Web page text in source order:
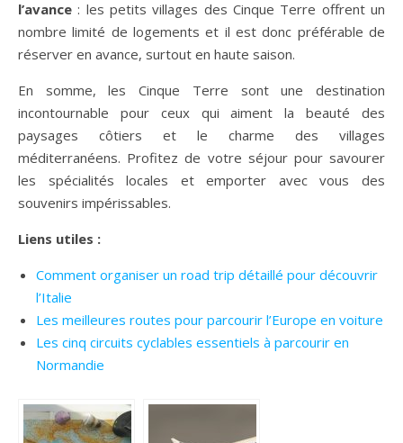
l’avance : les petits villages des Cinque Terre offrent un
nombre limité de logements et il est donc préférable de
réserver en avance, surtout en haute saison.
En somme, les Cinque Terre sont une destination
incontournable pour ceux qui aiment la beauté des
paysages côtiers et le charme des villages
méditerranéens. Profitez de votre séjour pour savourer
les spécialités locales et emporter avec vous des
souvenirs impérissables.
Liens utiles :
Comment organiser un road trip détaillé pour découvrir
l’Italie
Les meilleures routes pour parcourir l’Europe en voiture
Les cinq circuits cyclables essentiels à parcourir en
Normandie